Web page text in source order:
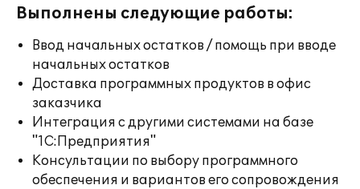
Выполнены следующие работы:
Ввод начальных остатков / помощь при вводе
начальных остатков
Доставка программных продуктов в офис
заказчика
Интеграция с другими системами на базе
"1С:Предприятия"
Консультации по выбору программного
обеспечения и вариантов его сопровождения